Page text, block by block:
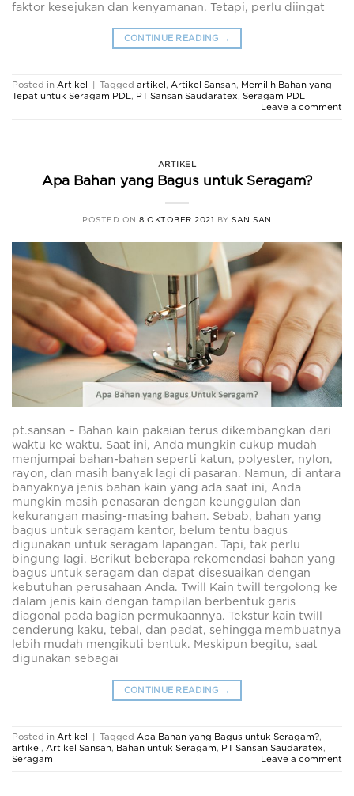
faktor kesejukan dan kenyamanan. Tetapi, perlu diingat
CONTINUE READING →
Posted in Artikel Tagged artikel , Artikel Sansan, Memilih Bahan yang
Tepat untuk Seragam PDL , PT Sansan Saudaratex, Seragam PDL
Leave a comment
ARTIKEL
Apa Bahan yang Bagus untuk Seragam?
POSTED ON8 OKTOBER 2021 BYSAN SAN
pt.sansan – Bahan kain pakaian terus dikembangkan dari
waktu ke waktu. Saat ini, Anda mungkin cukup mudah
menjumpai bahan-bahan seperti katun, polyester, nylon,
rayon, dan masih banyak lagi di pasaran. Namun, di antara
banyaknya jenis bahan kain yang ada saat ini, Anda
mungkin masih penasaran dengan keunggulan dan
kekurangan masing-masing bahan. Sebab, bahan yang
bagus untuk seragam kantor, belum tentu bagus
digunakan untuk seragam lapangan. Tapi, tak perlu
bingung lagi. Berikut beberapa rekomendasi bahan yang
bagus untuk seragam dan dapat disesuaikan dengan
kebutuhan perusahaan Anda. Twill Kain twill tergolong ke
dalam jenis kain dengan tampilan berbentuk garis
diagonal pada bagian permukaannya. Tekstur kain twill
cenderung kaku, tebal, dan padat, sehingga membuatnya
lebih mudah mengikuti bentuk. Meskipun begitu, saat
digunakan sebagai
CONTINUE READING →
Posted in Artikel Tagged Apa Bahan yang Bagus untuk Seragam?,
artikel , Artikel Sansan, Bahan untuk Seragam, PT Sansan Saudaratex,
Seragam
Leave a comment